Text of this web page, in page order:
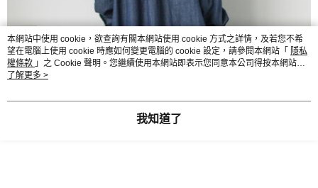
本網站中使用 cookie，欲查詢有關本網站使用 cookie 方式之詳情，及若您不希
望在電腦上使用 cookie 時應如何變更電腦的 cookie 設定，請參閱本網站「 隱私
權條款 」之 Cookie 聲明。您繼續使用本網站即表示您同意本公司得按本網站使
用條款之 Cookie 聲明使用 cookie。
了解更多 >
我知道了